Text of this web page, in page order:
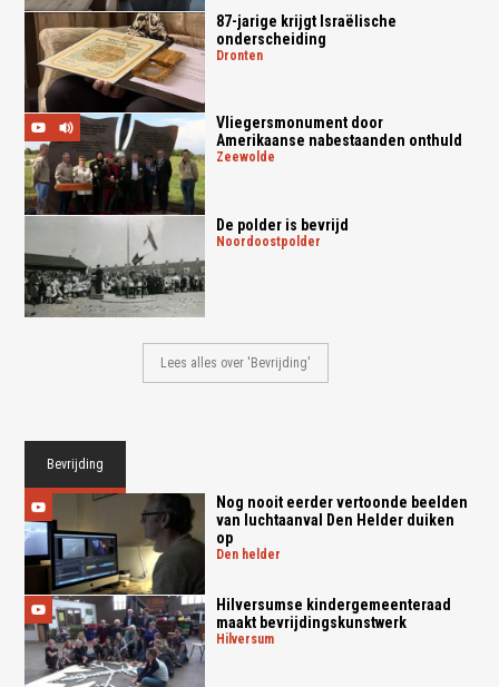
87-jarige krijgt Israëlische
onderscheiding
dronten
Vliegersmonument door
Amerikaanse nabestaanden onthuld
zeewolde
De polder is bevrijd
noordoostpolder
Lees alles over 'Bevrijding'
Bevrijding
Nog nooit eerder vertoonde beelden
van luchtaanval Den Helder duiken
op
den helder
Hilversumse kindergemeenteraad
maakt bevrijdingskunstwerk
hilversum